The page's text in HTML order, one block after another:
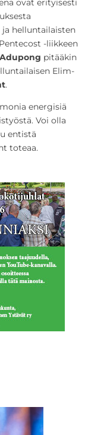
ovat erityisesti
helluntailaisten
-liikkeen
pitääkin
Elim-
.
energisiä
Voi olla
entistä
toteaa.